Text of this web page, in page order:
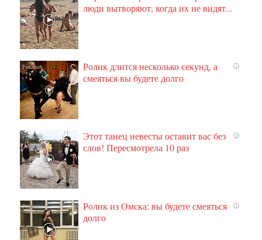
люди вытворяют, когда их не видят...
i
Ролик длится несколько секунд, а
смеяться вы будете долго
i
Этот танец невесты оставит вас без
слов! Пересмотрела 10 раз
i
Ролик из Омска: вы будете смеяться
долго